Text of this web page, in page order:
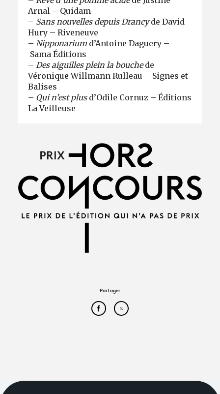
Arnal – Quidam
–​​​​​​​ Sans nouvelles depuis Drancyde David
Hury – Riveneuve
–​​​​​​​ Nipponarium d’Antoine Daguery –
Sama Éditions
–​​​​​​​ Des aiguilles plein la bouchede
Véronique Willmann Rulleau – Signes et
Balises
–​​​​​​​ Qui n’est plusd’Odile Cornuz – Éditions
La Veilleuse
Partager
Partager cet article sur
Partager cet article sur